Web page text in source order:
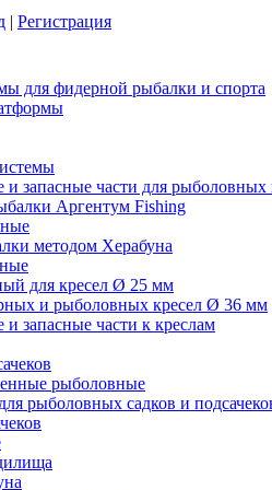
| Регистрация
для фидерной рыбалки и спорта
запасные части для рыболовных
Аргентум Fishing
методом Херабуна
для кресел Ø 25 мм
и рыболовных кресел Ø 36 мм
запасные части к креслам
рыболовные
рыболовных садков и